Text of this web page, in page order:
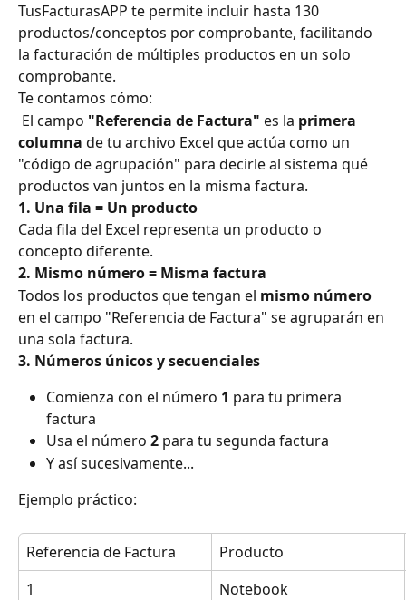
TusFacturasAPP te permite incluir hasta 130
productos/conceptos por comprobante, facilitando
la facturación de múltiples productos en un solo
comprobante.
Te contamos cómo:
El campo "Referencia de Factura" es la primera
columna de tu archivo Excel que actúa como un
"código de agrupación" para decirle al sistema qué
productos van juntos en la misma factura.
1. Una fila = Un producto
Cada fila del Excel representa un producto o
concepto diferente.
2. Mismo número = Misma factura
Todos los productos que tengan el mismo número
en el campo "Referencia de Factura" se agruparán en
una sola factura.
3. Números únicos y secuenciales
Comienza con el número 1 para tu primera
factura
Usa el número 2 para tu segunda factura
Y así sucesivamente...
Ejemplo práctico:
Referencia de Factura
Producto
1
Notebook